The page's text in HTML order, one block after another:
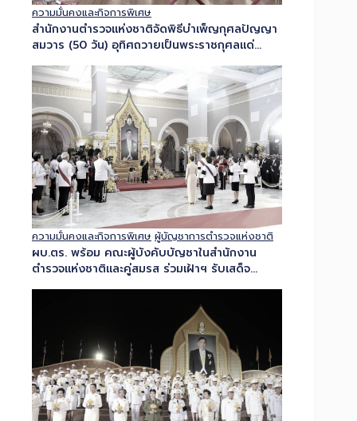
ความมั่นคงและกิจการพิเศษ
สำนักงานตำรวจแห่งชาติจัดพิธีบำเพ็ญกุศลปัญญา
สมวาร (50 วัน) อุทิศถวายเป็นพระราชกุศลแด่
เทพยวดี กรมหลวงราชสาริณีสิริพัชร มหาวัชรราช
ธิดา...
ความมั่นคงและกิจการพิเศษ ผู้บัญชาการตำรวจแห่งชาติ
ผบ.ตร. พร้อม คณะผู้บังคับบัญชาในสำนักงาน
ตำรวจแห่งชาติและคู่สมรส ร่วมเฝ้าฯ รับเสด็จ